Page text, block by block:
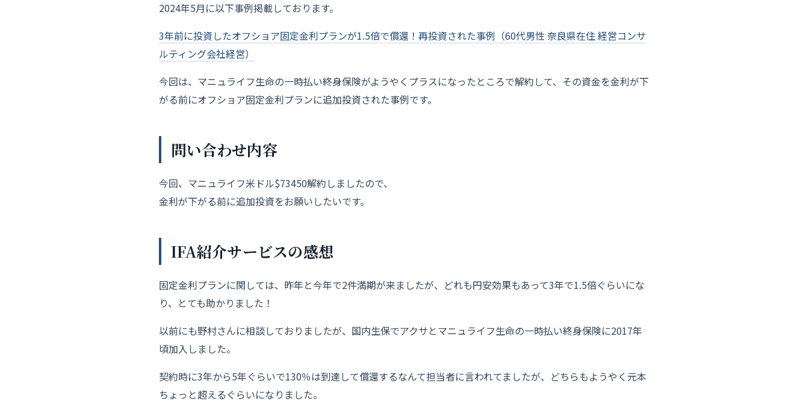
2024年5月に以下事例掲載しております。
3年前に投資したオフショア固定金利プランが1.5倍で償還！再投資された事例（60代男性 奈良県在住 経営コンサ
ルティング会社経営）
今回は、マニュライフ生命の一時払い終身保険がようやくプラスになったところで解約して、その資金を金利が下
がる前にオフショア固定金利プランに追加投資された事例です。
問い合わせ内容
今回、マニュライフ米ドル$73450解約しましたので、
金利が下がる前に追加投資をお願いしたいです。
IFA紹介サービスの感想
固定金利プランに関しては、昨年と今年で2件満期が来ましたが、どれも円安効果もあって3年で1.5倍ぐらいにな
り、とても助かりました！
以前にも野村さんに相談しておりましたが、国内生保でアクサとマニュライフ生命の一時払い終身保険に2017年
頃加入しました。
契約時に3年から5年ぐらいで130％は到達して償還するなんて担当者に言われてましたが、どちらもようやく元本
ちょっと超えるぐらいになりました。